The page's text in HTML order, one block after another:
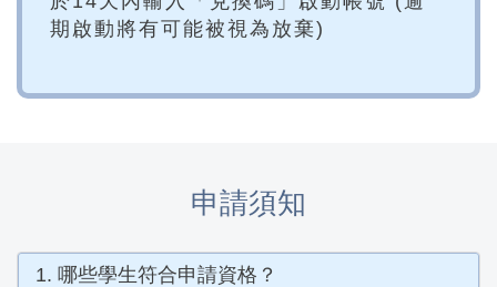
期啟動將有可能被視為放棄)
申請須知
1. 哪些學生符合申請資格？